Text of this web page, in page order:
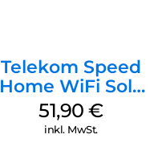
Telekom Speed
Home WiFi Solo
refurbished Weiß
51,90€
inkl. MwSt.